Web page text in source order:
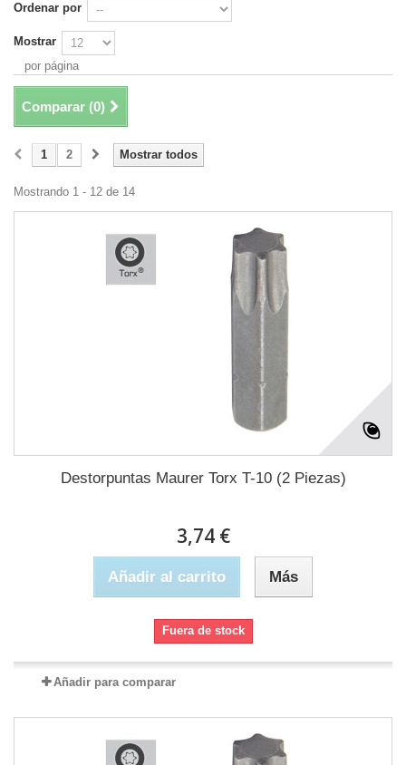
Ordenar por
Mostrar
por página
Comparar (0)
Mostrar todos
1 2
Mostrando 1 - 12 de 14
Destorpuntas Maurer Torx T-10 (2 Piezas)
3,74 €
Añadir al carrito Más
Fuera de stock
Añadir para comparar